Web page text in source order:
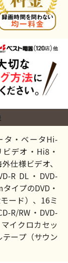
タ・ベータHi-
デオ・Hi8・
仕様ビデオ、
R DL・DVD-
イプのDVD・
ード）、16ミ
R/RW・DVD-
イクロカセッ
テープ（サウン